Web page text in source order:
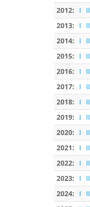
2012:
I II
2013:
I II
2014:
I II
2015:
I II
2016:
I II
2017:
I II
2018:
I II
2019:
I II
2020:
I II
2021:
I II
2022:
I II
2023:
I II
2024:
I II